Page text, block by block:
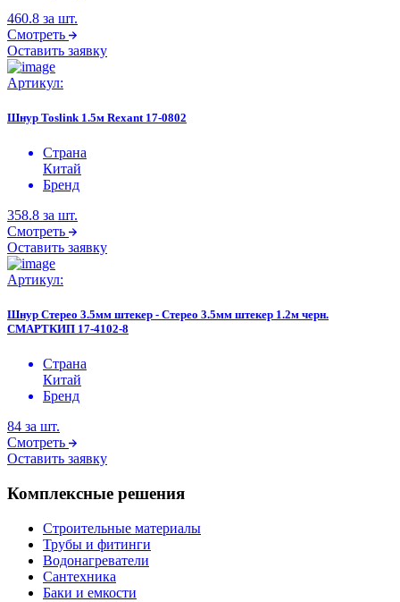
460.8 за шт.
Смотреть
Оставить заявку
Артикул:
Шнур Toslink 1.5м Rexant 17-0802
Страна
Китай
Бренд
358.8 за шт.
Смотреть
Оставить заявку
Артикул:
Шнур Стерео 3.5мм штекер - Стерео 3.5мм штекер 1.2м черн.
СМАРТКИП 17-4102-8
Страна
Китай
Бренд
84 за шт.
Смотреть
Оставить заявку
Комплексные решения
Строительные материалы
Трубы и фитинги
Водонагреватели
Сантехника
Баки и емкости